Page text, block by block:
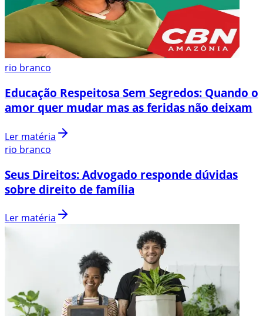
rio branco
Educação Respeitosa Sem Segredos: Quando o
amor quer mudar mas as feridas não deixam
Ler matéria
rio branco
Seus Direitos: Advogado responde dúvidas
sobre direito de família
Ler matéria